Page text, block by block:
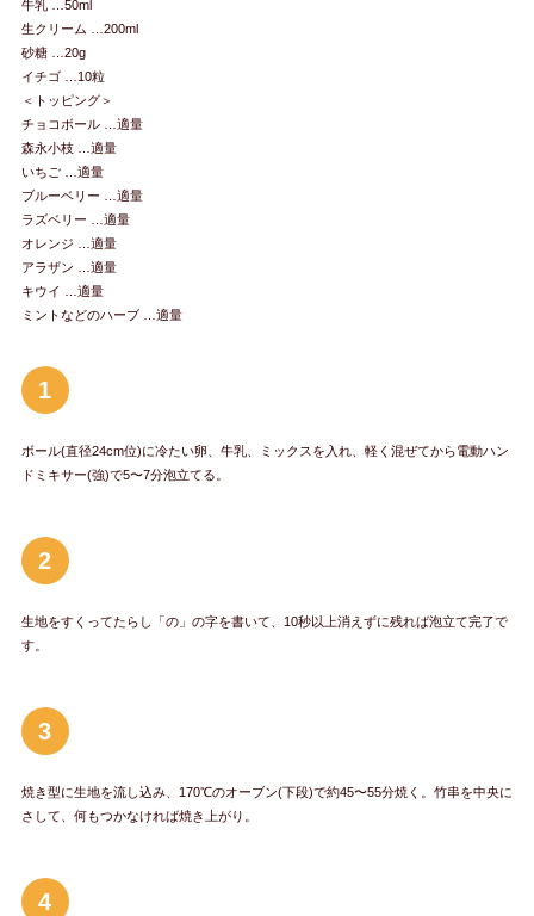
牛乳 …50ml
生クリーム …200ml
砂糖 …20g
イチゴ …10粒
＜トッピング＞
チョコボール …適量
森永小枝 …適量
いちご …適量
ブルーベリー …適量
ラズベリー …適量
オレンジ …適量
アラザン …適量
キウイ …適量
ミントなどのハーブ …適量
1
ボール(直径24cm位)に冷たい卵、牛乳、ミックスを入れ、軽く混ぜてから電動ハン
ドミキサー(強)で5〜7分泡立てる。
2
生地をすくってたらし「の」の字を書いて、10秒以上消えずに残れば泡立て完了で
す。
3
焼き型に生地を流し込み、170℃のオーブン(下段)で約45〜55分焼く。竹串を中央に
さして、何もつかなければ焼き上がり。
4